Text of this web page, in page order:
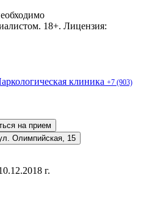
18+. Лицензия:
клиника +7 (903)
на прием
Олимпийская, 15
г.